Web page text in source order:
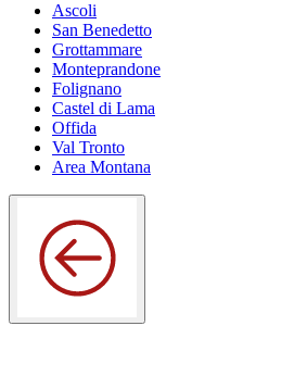
Ascoli
San Benedetto
Grottammare
Monteprandone
Folignano
Castel di Lama
Offida
Val Tronto
Area Montana